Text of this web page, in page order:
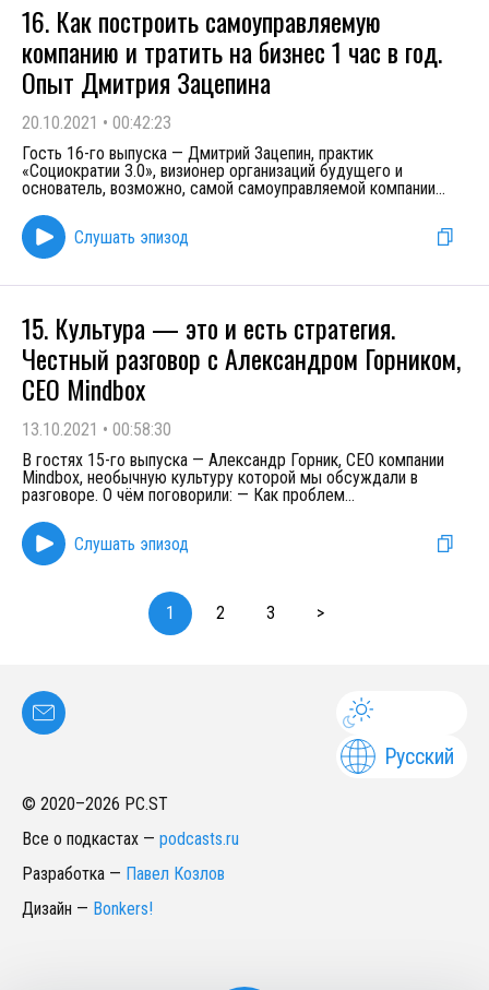
16. Как построить самоуправляемую
компанию и тратить на бизнес 1 час в год.
Опыт Дмитрия Зацепина
20.10.2021 • 00:42:23
Гость 16-го выпуска — Дмитрий Зацепин, практик
«Социократии 3.0», визионер организаций будущего и
основатель, возможно, самой самоуправляемой компании...
Слушать эпизод
15. Культура — это и есть стратегия.
Честный разговор с Александром Горником,
CEO Mindbox
13.10.2021 • 00:58:30
В гостях 15-го выпуска — Александр Горник, CEO компании
Mindbox, необычную культуру которой мы обсуждали в
разговоре. О чём поговорили: — Как проблем...
Слушать эпизод
1 2 3 >
Русский
© 2020–2026 PC.ST
Все о подкастах — podcasts.ru
Разработка — Павел Козлов
Дизайн — Bonkers!